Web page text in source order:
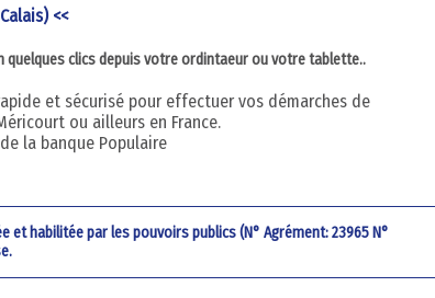
<<
quelques clics depuis votre ordintaeur ou votre tablette..
et sécurisé pour effectuer vos démarches de
ou ailleurs en France.
la banque Populaire
habilitée par les pouvoirs publics (N° Agrément: 23965 N°